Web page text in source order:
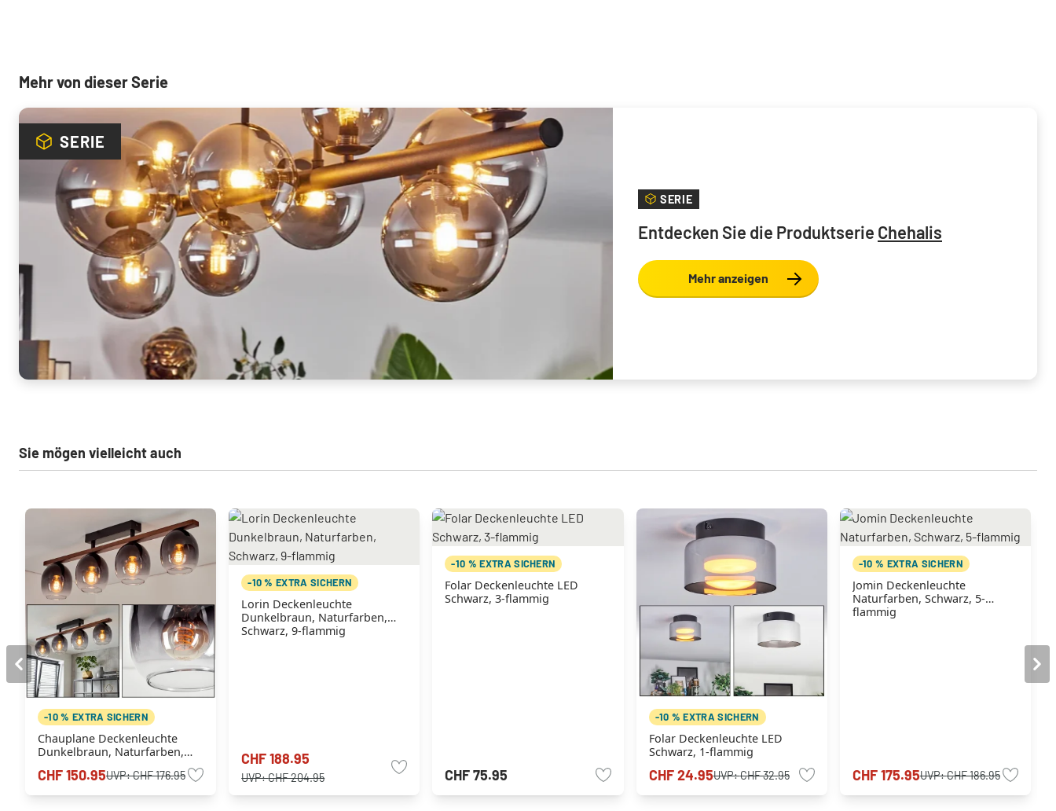
Mehr von dieser Serie
SERIE
SERIE
Entdecken Sie die Produktserie Chehalis
Mehr anzeigen
Sie mögen vielleicht auch
-10 % EXTRA SICHERN
Chauplane Deckenleuchte
Dunkelbraun, Naturfarben,
CHF 150.95UVP:CHF 176.95
-10 % EXTRA SICHERN
Lorin Deckenleuchte
Dunkelbraun, Naturfarben,
Schwarz, 9-flammig
CHF 188.95
UVP:CHF 204.95
-10 % EXTRA SICHERN
Folar Deckenleuchte LED
Schwarz, 3-flammig
CHF 75.95
-10 % EXTRA SICHERN
Folar Deckenleuchte LED
Schwarz, 1-flammig
CHF 24.95UVP:CHF 32.95
-10 % EXTRA SICHERN
Jomin Deckenleuchte
Naturfarben, Schwarz, 5-
flammig
CHF 175.95UVP:CHF 186.95